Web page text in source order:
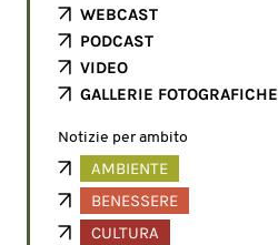
WEBCAST
PODCAST
VIDEO
GALLERIE FOTOGRAFICHE
Notizie per ambito
AMBIENTE
BENESSERE
CULTURA